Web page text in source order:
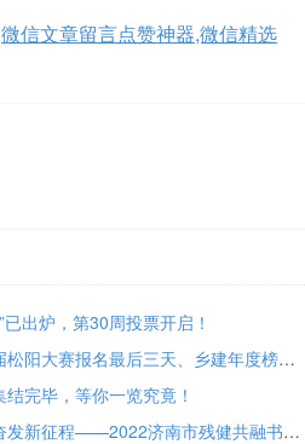
微信文章留言点赞神器,微信精选
已出炉，第30周投票开启！
牛初一乡村学报36期 | 第二届松阳大赛报名最后三天、乡建年度榜样大众投票进行中
完毕，等你一览究竟！
【活动通知】学习二十大，奋发新征程——2022济南市残健共融书法美术作品展投票评选